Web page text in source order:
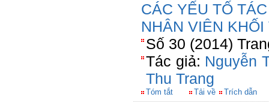
CÁC YẾU TỐ
NHÂN VIÊN
Số 30 (2014)
Tác giả: Nguyễn
Thu Trang
Tóm tắt Tải về Trích dẫn